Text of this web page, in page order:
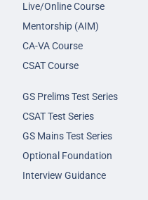
Live/Online Course
Mentorship (AIM)
CA-VA Course
CSAT Course
GS Prelims Test Series
CSAT Test Series
GS Mains Test Series
Optional Foundation
Interview Guidance